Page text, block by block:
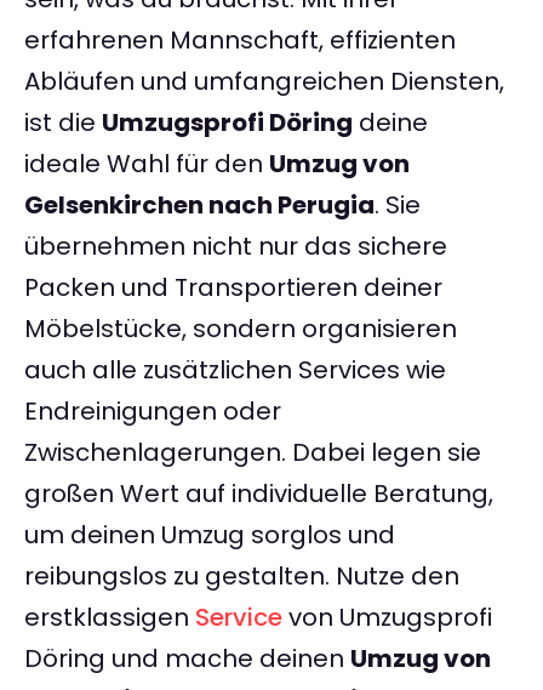
erfahrenen Mannschaft, effizienten
Abläufen und umfangreichen Diensten,
ist die Umzugsprofi Döring deine
ideale Wahl für den Umzug von
Gelsenkirchen nach Perugia. Sie
übernehmen nicht nur das sichere
Packen und Transportieren deiner
Möbelstücke, sondern organisieren
auch alle zusätzlichen Services wie
Endreinigungen oder
Zwischenlagerungen. Dabei legen sie
großen Wert auf individuelle Beratung,
um deinen Umzug sorglos und
reibungslos zu gestalten. Nutze den
erstklassigen Servicevon Umzugsprofi
Döring und mache deinen Umzug von